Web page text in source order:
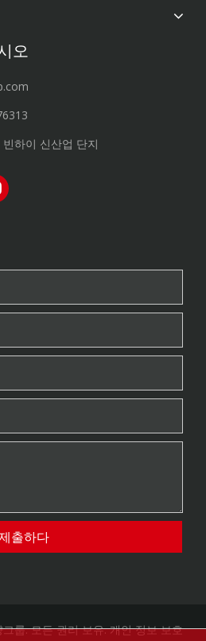
오
하이 신산업 단지
출하다
룹. 모든 권리 보유.개인 정보 보호